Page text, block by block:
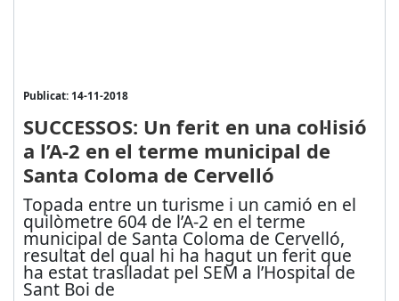
Publicat: 14-11-2018
SUCCESSOS: Un ferit en una col·lisió
a l’A-2 en el terme municipal de
Santa Coloma de Cervelló
Topada entre un turisme i un camió en el
quilòmetre 604 de l’A-2 en el terme
municipal de Santa Coloma de Cervelló,
resultat del qual hi ha hagut un ferit que
ha estat traslladat pel SEM a l’Hospital de
Sant Boi de